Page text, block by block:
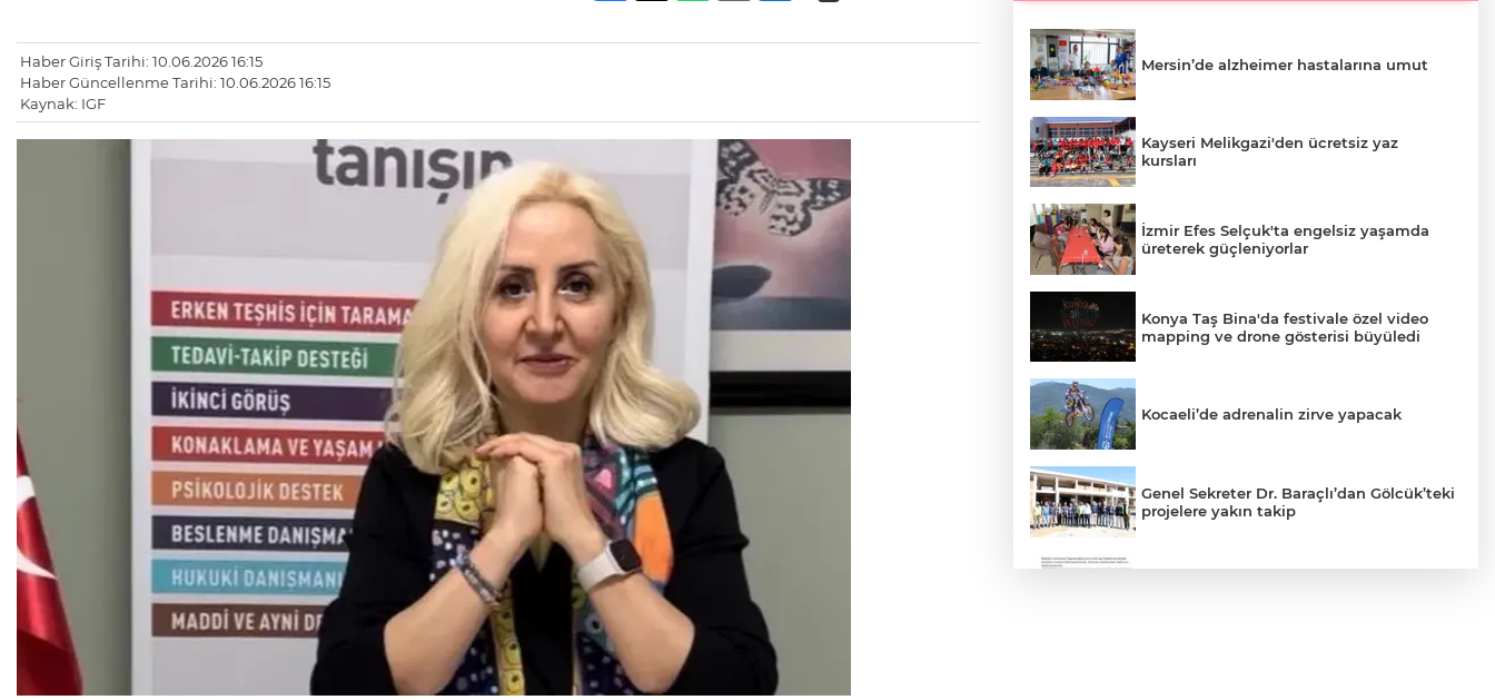
Haber Giriş Tarihi: 10.06.2026 16:15
Haber Güncellenme Tarihi: 10.06.2026 16:15
Kaynak: IGF
Mersin’de alzheimer hastalarına umut
Kayseri Melikgazi'den ücretsiz yaz
kursları
İzmir Efes Selçuk'ta engelsiz yaşamda
üreterek güçleniyorlar
Konya Taş Bina'da festivale özel video
mapping ve drone gösterisi büyüledi
Kocaeli’de adrenalin zirve yapacak
Genel Sekreter Dr. Baraçlı’dan Gölcük’teki
projelere yakın takip